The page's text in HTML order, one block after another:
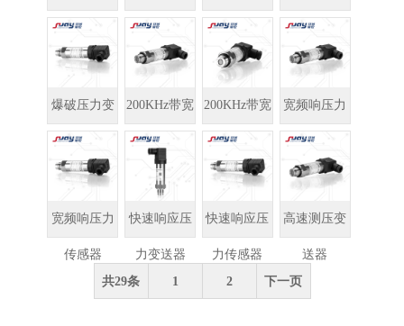
送器 感器 送器 感器
爆破压力变
送器
200KHz带宽
压力传感器
200KHz带宽
压力变送器
宽频响压力
变送器
宽频响压力
传感器
快速响应压
力变送器
快速响应压
力传感器
高速测压变
送器
共29条 1 2 下一页